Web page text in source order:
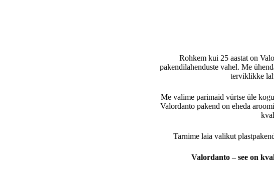
Rohkem kui 25 aastat on
pakendilahenduste vahel. Me
terviklikke
Me valime parimaid vürtse üle
Valordanto pakend on eheda
Tarnime laia valikut
Valordanto – see on